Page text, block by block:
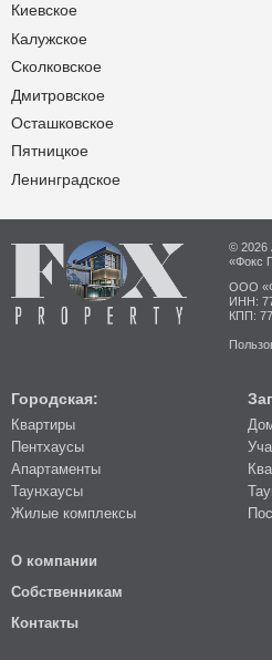
Киевское
Калужское
Сколковское
Дмитровское
Осташковское
Пятницкое
Ленинградское
© 2026
«Фокс
ООО
ИНН:
КПП:
Городская:
Квартиры
Пентхаусы
Апартаменты
Таунхаусы
Жилые комплексы
О компании
Собственникам
Контакты